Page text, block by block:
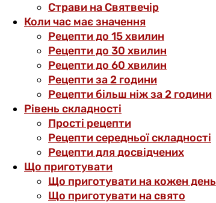
Страви на Святвечір
Коли час має значення
Рецепти до 15 хвилин
Рецепти до 30 хвилин
Рецепти до 60 хвилин
Рецепти за 2 години
Рецепти більш ніж за 2 години
Рівень складності
Прості рецепти
Рецепти середньої складності
Рецепти для досвідчених
Що приготувати
Що приготувати на кожен день
Що приготувати на свято